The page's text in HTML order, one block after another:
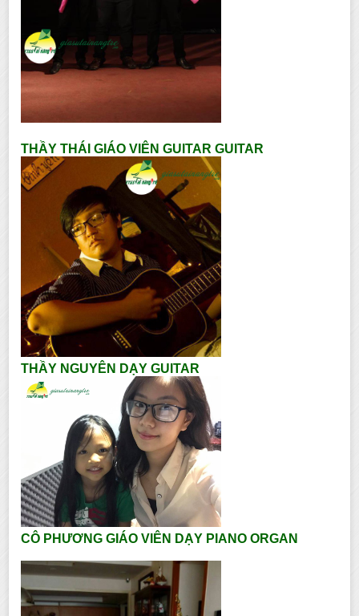
THẦY THÁI GIÁO VIÊN GUITAR GUITAR
THẦY NGUYÊN DẠY GUITAR
CÔ PHƯƠNG GIÁO VIÊN DẠY PIANO ORGAN